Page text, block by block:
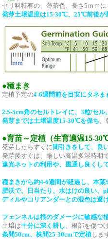
セリ科特有の、薄茶色、長さ5ｍｍ
発芽土壌温度は15-30℃、25℃前後が
●種まき
定植予定の4-6週間前を目安にタネま
2.5-5cm角のセルトレイに、3粒/セル
発芽までは土壌温度15-30℃を保ち、
●育苗～定植（生育適温15-
発芽したらすぐに 間引きをして、良
発芽後すぐは、厳しい高温多湿時期
遮光ネットの利用や、風通し良くし
種まきから約4-6週間が経過し、本
肥沃で、日当たり、水はけの良い、
ディルやコリアンダーとの混色は避
フェンネルは根のダメージに敏感な
土壌は十分に深く耕し、根部を傷つ
条間50cm、株間25-30cmで定植 しま